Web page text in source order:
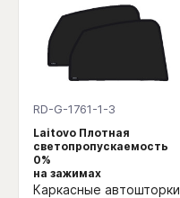
RD-G-1761-1-3
Laitovo Плотная
светопропускаемость
0%
на зажимах
Каркасные автошторки